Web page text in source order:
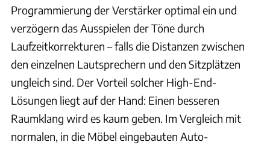
Programmierung der Verstärker optimal ein und
verzögern das Ausspielen der Töne durch
Laufzeitkorrekturen – falls die Distanzen zwischen
den einzelnen Lautsprechern und den Sitzplätzen
ungleich sind. Der Vorteil solcher High-End-
Lösungen liegt auf der Hand: Einen besseren
Raumklang wird es kaum geben. Im Vergleich mit
normalen, in die Möbel eingebauten Auto-